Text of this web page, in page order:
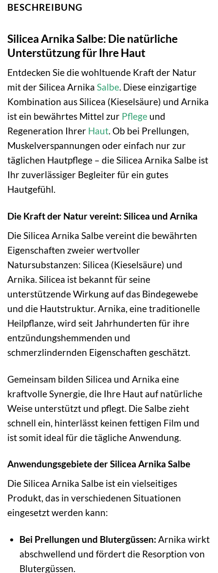
BESCHREIBUNG
Silicea Arnika Salbe: Die natürliche
Unterstützung für Ihre Haut
Entdecken Sie die wohltuende Kraft der Natur
mit der Silicea Arnika Salbe. Diese einzigartige
Kombination aus Silicea (Kieselsäure) und Arnika
ist ein bewährtes Mittel zur Pflege und
Regeneration Ihrer Haut. Ob bei Prellungen,
Muskelverspannungen oder einfach nur zur
täglichen Hautpflege – die Silicea Arnika Salbe ist
Ihr zuverlässiger Begleiter für ein gutes
Hautgefühl.
Die Kraft der Natur vereint: Silicea und Arnika
Die Silicea Arnika Salbe vereint die bewährten
Eigenschaften zweier wertvoller
Natursubstanzen: Silicea (Kieselsäure) und
Arnika. Silicea ist bekannt für seine
unterstützende Wirkung auf das Bindegewebe
und die Hautstruktur. Arnika, eine traditionelle
Heilpflanze, wird seit Jahrhunderten für ihre
entzündungshemmenden und
schmerzlindernden Eigenschaften geschätzt.
Gemeinsam bilden Silicea und Arnika eine
kraftvolle Synergie, die Ihre Haut auf natürliche
Weise unterstützt und pflegt. Die Salbe zieht
schnell ein, hinterlässt keinen fettigen Film und
ist somit ideal für die tägliche Anwendung.
Anwendungsgebiete der Silicea Arnika Salbe
Die Silicea Arnika Salbe ist ein vielseitiges
Produkt, das in verschiedenen Situationen
eingesetzt werden kann:
Bei Prellungen und Blutergüssen: Arnika wirkt
abschwellend und fördert die Resorption von
Blutergüssen.